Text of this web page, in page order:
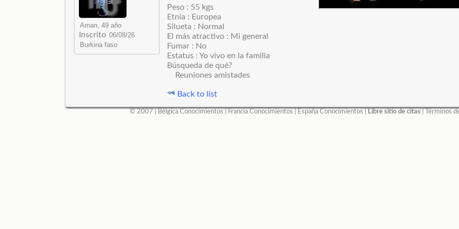
Inscrito
Peso : 55 kgs
Etnia : Europea
Silueta : Normal
El más atractivo : Mi general
Fumar : No
Estatus : Yo vivo en la familia
Búsqueda de qué?
Reuniones amistades
Back to list
© 2007 | Bélgica Conocimientos Francia Conocimientos España Conocimientos Libre sitio de citas Términos